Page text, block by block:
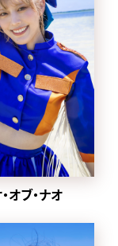
オブ・ナオ